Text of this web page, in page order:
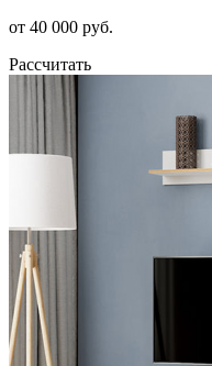
от 40 000 руб.
Рассчитать